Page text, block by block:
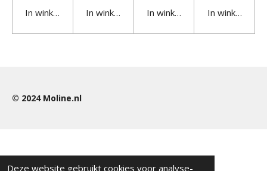
Deze website gebruikt cookies voor analyse-
In winkelwagenIn winkelwagenIn winkelwagenIn
© 2024 Moline.nl